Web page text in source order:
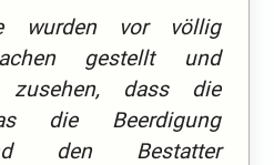
wurden vor völlig
gestellt und
zusehen, dass die
die Beerdigung
den Bestatter